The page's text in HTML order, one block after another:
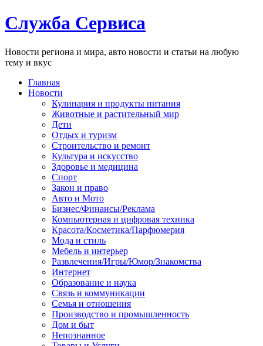
Служба Сервиса
Новости региона и мира, авто новости и статьи на любую
тему и вкус
Главная
Новости
Кулинария и продукты питания
Животные и растительный мир
Дети
Отдых и туризм
Строительство и ремонт
Культура и искусство
Здоровье и медицина
Спорт
Закон и право
Авто и Мото
Бизнес/Финансы/Реклама
Компьютерная и цифровая техника
Красота/Косметика/Парфюмерия
Мода и стиль
Мебель и интерьер
Развлечения/Игры/Юмор/Знакомства
Интернет
Образование и наука
Связь и коммуникации
Семья и отношения
Производство и промышленность
Дом и быт
Непознанное